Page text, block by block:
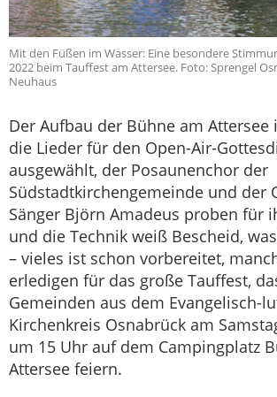
Mit den Füßen im Wasser: Eine besondere
2022 beim Tauffest am Attersee. Foto: Sprengel
Neuhaus
Der Aufbau der Bühne am Attersee
die Lieder für den Open-Air-
ausgewählt, der Posaunenchor der
Südstadtkirchengemeinde und der
Sänger Björn Amadeus proben für
und die Technik weiß Bescheid,
– vieles ist schon vorbereitet,
erledigen für das große Tauffest,
Gemeinden aus dem Evangelisch-
Kirchenkreis Osnabrück am
um 15 Uhr auf dem Campingplatz
Attersee feiern.